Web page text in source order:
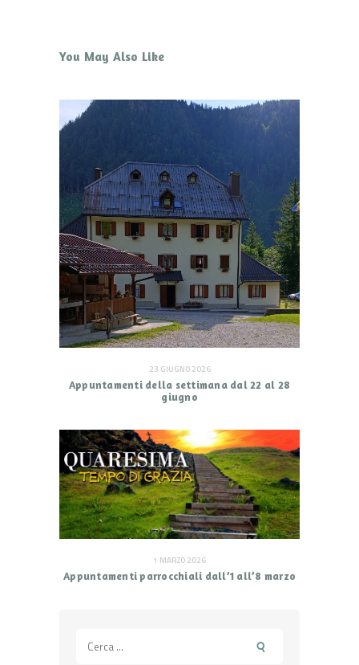
You May Also Like
23 GIUGNO 2026
Appuntamenti della settimana dal 22 al 28
giugno
1 MARZO 2026
Appuntamenti parrocchiali dall’1 all’8 marzo
per: